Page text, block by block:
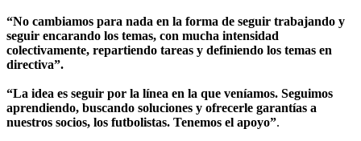
“No cambiamos para nada en la forma de seguir trabajando y
seguir encarando los temas, con mucha intensidad
colectivamente, repartiendo tareas y definiendo los temas en
directiva”.
“La idea es seguir por la línea en la que veníamos. Seguimos
aprendiendo, buscando soluciones y ofrecerle garantías a
nuestros socios, los futbolistas. Tenemos el apoyo”.